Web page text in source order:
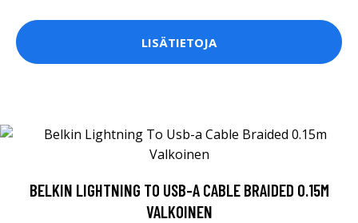
LISÄTIETOJA
BELKIN LIGHTNING TO USB-A CABLE BRAIDED 0.15M
VALKOINEN